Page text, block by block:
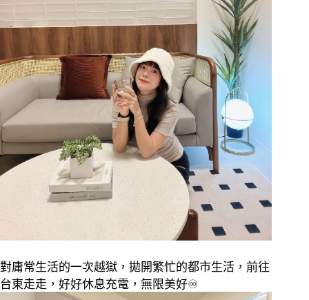
對庸常生活的一次越獄，拋開繁忙的都市生活，前往
台東走走，好好休息充電，無限美好♾️